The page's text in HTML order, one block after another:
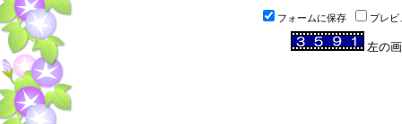
フォームに保存 プレビ
左の